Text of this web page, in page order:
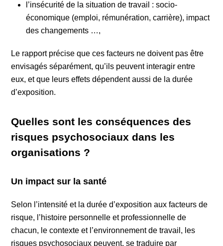
l’insécurité de la situation de travail : socio-
économique (emploi, rémunération, carrière), impact
des changements …,
Le rapport précise que ces facteurs ne doivent pas être
envisagés séparément, qu’ils peuvent interagir entre
eux, et que leurs effets dépendent aussi de la durée
d’exposition.
Quelles sont les conséquences des
risques psychosociaux dans les
organisations ?
Un impact sur la santé
Selon l’intensité et la durée d’exposition aux facteurs de
risque, l’histoire personnelle et professionnelle de
chacun, le contexte et l’environnement de travail, les
risques psychosociaux peuvent, se traduire par